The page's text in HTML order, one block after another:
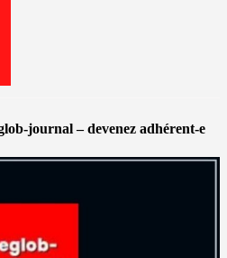
journal – devenez adhérent-e